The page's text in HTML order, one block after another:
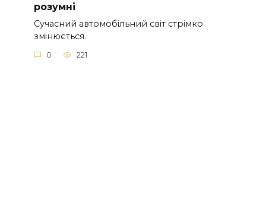
розумні
Сучасний автомобільний світ стрімко
змінюється.
0 221